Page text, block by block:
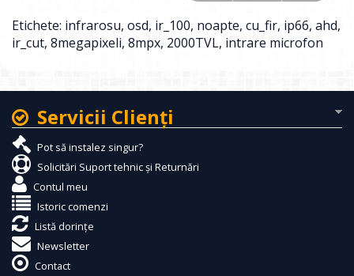
Etichete: infrarosu, osd, ir_100, noapte, cu_fir, ip66, ahd,
ir_cut, 8megapixeli, 8mpx, 2000TVL, intrare microfon
Servicii Clienţi
Pot să instalez singur?
Solicitări Suport tehnic și Returnări
Contul meu
Istoric comenzi
Listă dorințe
Newsletter
Contact